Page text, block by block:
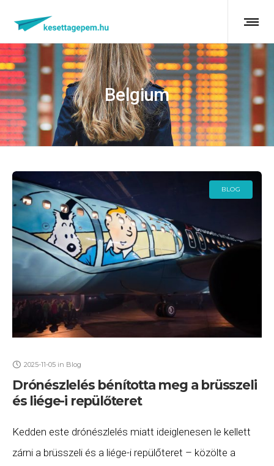
Belgium
BLOG
2025-11-05 in Blog
Drónészlelés bénította meg a brüsszeli
és liége-i repülőteret
Kedden este drónészlelés miatt ideiglenesen le kellett
zárni a brüsszeli és a liége-i repülőteret – közölte a